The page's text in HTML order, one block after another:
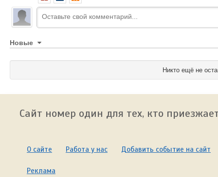
Новые
Никто ещё не
Сайт номер один для тех, кто
О сайте Работа у нас Добавить событие на сайт
Реклама